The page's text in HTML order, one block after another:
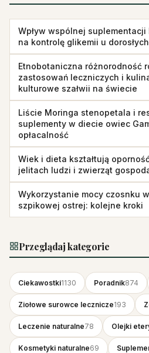
Wpływ wspólnej
na kontrolę glikemii u
Etnobotaniczna różnorodność
zastosowań leczniczych i
kulturowe szałwii na świecie
Liście Moringa stenopetala i
suplementy w diecie owiec
opłacalność
Wiek i dieta kształtują
jelitach ludzi i zwierząt
Wykorzystanie mocy czosnku
szpikowej ostrej: kolejne kroki
Przeglądaj kategorie
Ciekawostki1130 Poradnik874
Ziołowe surowce lecznicze193
Leczenie naturalne78 Olejki
Kosmetyki naturalne69